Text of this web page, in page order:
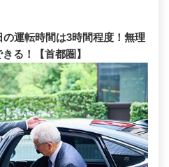
運転時間は3時間程度！無理
る！【首都圏】